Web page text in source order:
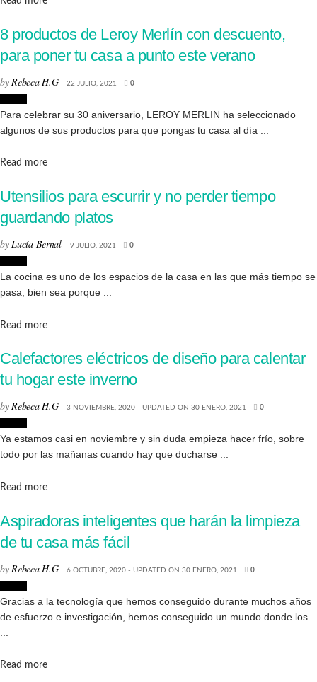
8 productos de Leroy Merlín con descuento,
para poner tu casa a punto este verano
by Rebeca H.G 22 JULIO, 2021 0
Para celebrar su 30 aniversario, LEROY MERLIN ha seleccionado
algunos de sus productos para que pongas tu casa al día ...
Read moreDetails
Utensilios para escurrir y no perder tiempo
guardando platos
byLucía Bernal 9 JULIO, 2021 0
La cocina es uno de los espacios de la casa en las que más tiempo se
pasa, bien sea porque ...
Read moreDetails
Calefactores eléctricos de diseño para calentar
tu hogar este inverno
byRebeca H.G 3 NOVIEMBRE, 2020 - UPDATED ON 30 ENERO, 2021 0
Ya estamos casi en noviembre y sin duda empieza hacer frío, sobre
todo por las mañanas cuando hay que ducharse ...
Read moreDetails
Aspiradoras inteligentes que harán la limpieza
de tu casa más fácil
by Rebeca H.G 6 OCTUBRE, 2020 - UPDATED ON 30 ENERO, 2021 0
Gracias a la tecnología que hemos conseguido durante muchos años
de esfuerzo e investigación, hemos conseguido un mundo donde los
Read moreDetails